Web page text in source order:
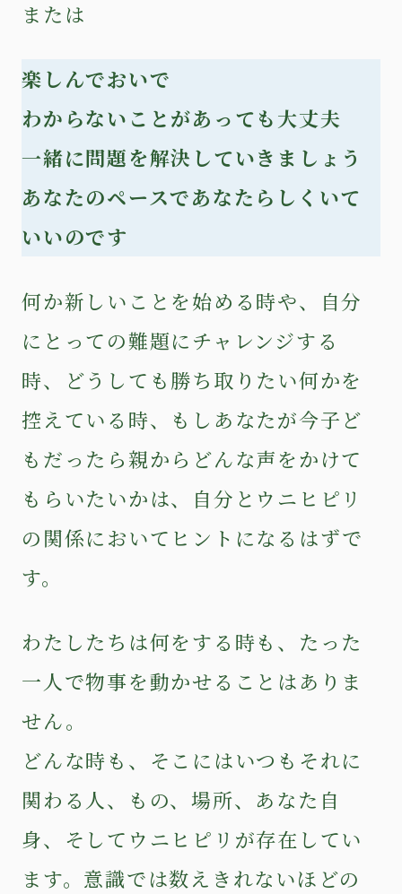
または
楽しんでおいで
わからないことがあっても大丈夫
一緒に問題を解決していきましょう
あなたのペースであなたらしくいて
いいのです
何か新しいことを始める時や、自分
にとっての難題にチャレンジする
時、どうしても勝ち取りたい何かを
控えている時、もしあなたが今子ど
もだったら親からどんな声をかけて
もらいたいかは、自分とウニヒピリ
の関係においてヒントになるはずで
す。
わたしたちは何をする時も、たった
一人で物事を動かせることはありま
せん。
どんな時も、そこにはいつもそれに
関わる人、もの、場所、あなた自
身、そしてウニヒピリが存在してい
ます。意識では数えきれないほどの